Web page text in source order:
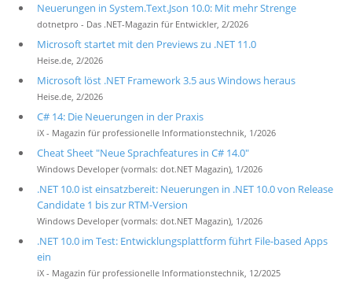
Neuerungen in System.Text.Json 10.0: Mit mehr Strenge
dotnetpro - Das .NET-Magazin für Entwickler, 2/2026
Microsoft startet mit den Previews zu .NET 11.0
Heise.de, 2/2026
Microsoft löst .NET Framework 3.5 aus Windows heraus
Heise.de, 2/2026
C# 14: Die Neuerungen in der Praxis
iX - Magazin für professionelle Informationstechnik, 1/2026
Cheat Sheet "Neue Sprachfeatures in C# 14.0"
Windows Developer (vormals: dot.NET Magazin), 1/2026
.NET 10.0 ist einsatzbereit: Neuerungen in .NET 10.0 von Release
Candidate 1 bis zur RTM-Version
Windows Developer (vormals: dot.NET Magazin), 1/2026
.NET 10.0 im Test: Entwicklungsplattform führt File-based Apps
ein
iX - Magazin für professionelle Informationstechnik, 12/2025